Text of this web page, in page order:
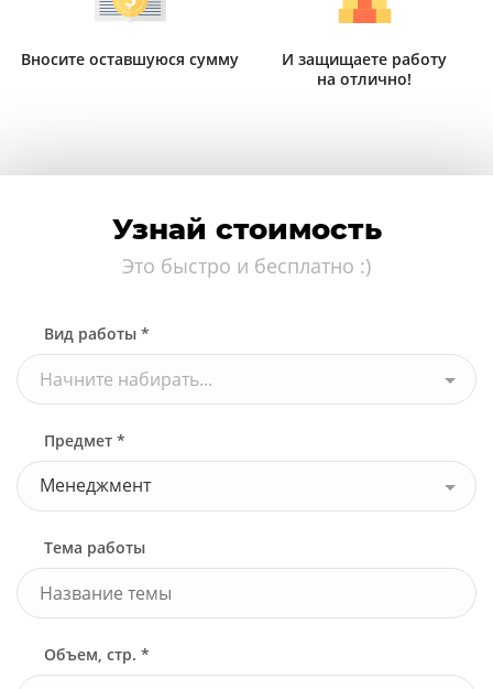
Вносите оставшуюся сумму
И защищаете работу
на отлично!
Узнай стоимость
Это быстро и бесплатно :)
Вид работы *
Начните набирать...
Предмет *
Менеджмент
Тема работы
Объем, стр. *